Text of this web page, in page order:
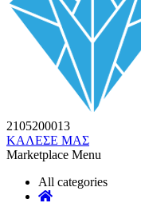
2105200013
ΚΑΛΕΣΕ ΜΑΣ
Marketplace Menu
All categories